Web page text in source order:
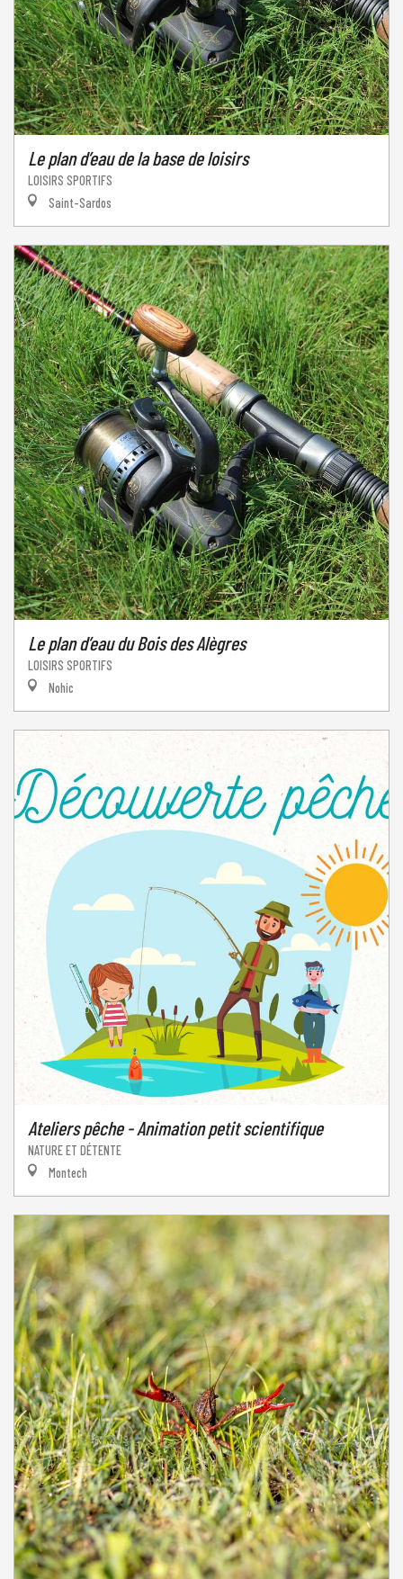
Le plan d’eau de la base de loisirs
LOISIRS SPORTIFS
Saint-Sardos
Le plan d’eau du Bois des Alègres
LOISIRS SPORTIFS
Nohic
Ateliers pêche - Animation petit scientifique
NATURE ET DÉTENTE
Montech